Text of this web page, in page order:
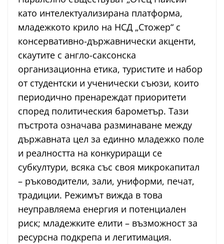
като интелектуализирана платформа,
младежкото крило на НСД „Стожер“ с
консервативно-държавнически акценти,
скаутите с англо-саксонска
организационна етика, туристите и набор
от студентски и ученически съюзи, които
периодично пренареждат приоритети
според политическия барометър. Тази
пъстрота означава разминаване между
държавната цел за единно младежко поле
и реалността на конкуриращи се
субкултури, всяка със своя микрокапитал
– ръководители, зали, униформи, печат,
традиции. Режимът вижда в това
неуправляема енергия и потенциален
риск; младежките елити – възможност за
ресурсна подкрепа и легитимация.